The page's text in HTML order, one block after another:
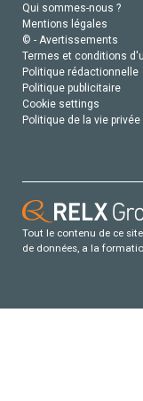
Qui sommes-nous ?
Mentions légales
© - Avertissements
Termes et conditions
Politique rédactionnelle
Politique publicitaire
Cookie settings
Politique de la vie privée
Tout le contenu de ce
de données, a la